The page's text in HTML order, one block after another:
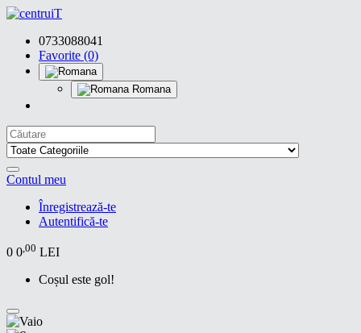
0733088041
Favorite (0)
Romana
Contul meu
Înregistrează-te
Autentifică-te
0 0,00 LEI
Coșul este gol!